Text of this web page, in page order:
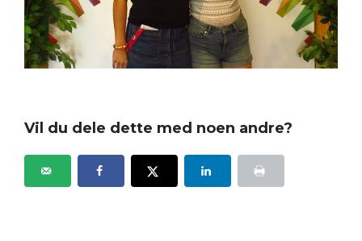
Vil du dele dette med noen andre?